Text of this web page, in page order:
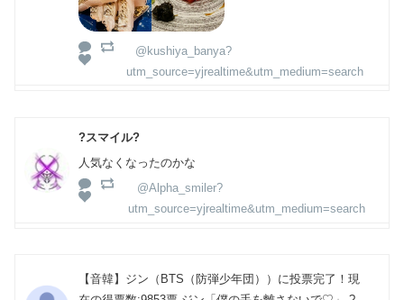
@kushiya_banya?
utm_source=yjrealtime&utm_medium=search
?スマイル?
人気なくなったのかな
@Alpha_smiler?
utm_source=yjrealtime&utm_medium=search
【音韓】ジン（BTS（防弾少年団））に投票完了！現